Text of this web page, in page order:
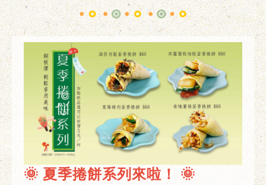
🌞 夏季捲餅系列來啦！ 🌞